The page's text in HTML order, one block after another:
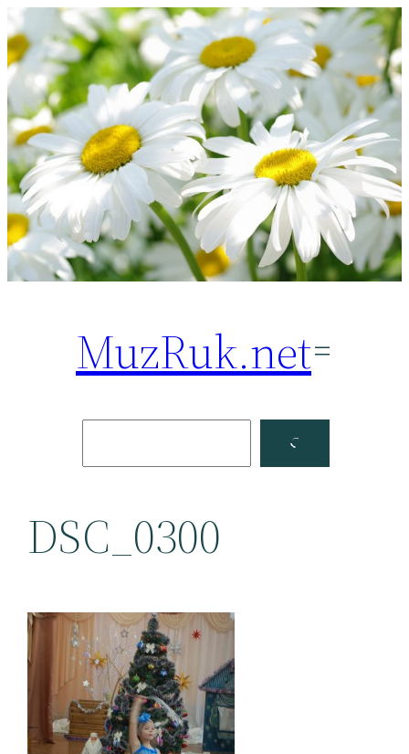
Перейти
к
содержимому
MuzRuk.net
Facebook
DSC_0300